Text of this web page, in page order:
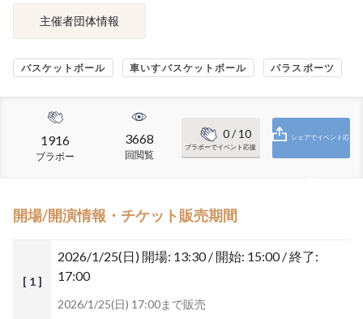
主催者団体情報
バスケットボール 車いすバスケットボール パラスポーツ
1916
ブラボー
3668
回閲覧
0/ 10
ブラボーでイベント応援
シェアでイベント応
開場/開演情報・チケット販売期間
[ 1 ]
2026/1/25(日) 開場: 13:30 / 開始: 15:00 / 終了:
17:00
2026/1/25(日) 17:00まで販売